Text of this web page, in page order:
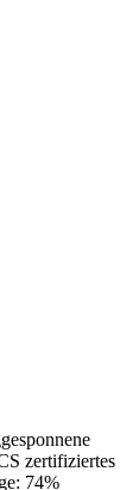
zertifiziertes
74%